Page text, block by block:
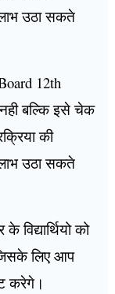
उठा सकते
12th
बल्कि इसे चेक
की
उठा सकते
को
लिए आप
करेगे।